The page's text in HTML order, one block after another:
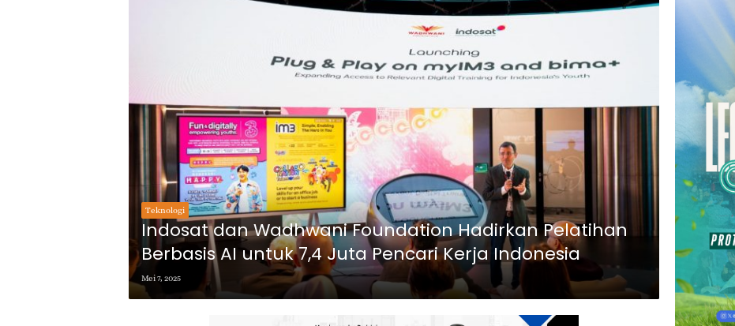
Teknologi
Indosat dan Wadhwani Foundation Hadirkan Pelatihan
Berbasis AI untuk 7,4 Juta Pencari Kerja Indonesia
Mei 7, 2025